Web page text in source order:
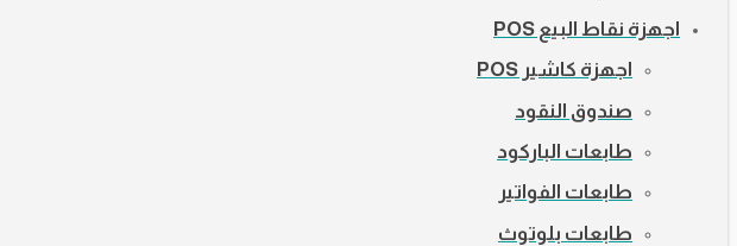
اجهزة نقاط البيع POS
اجهزة كاشير POS
صندوق النقود
طابعات الباركود
طابعات الفواتير
طابعات بلوتوث